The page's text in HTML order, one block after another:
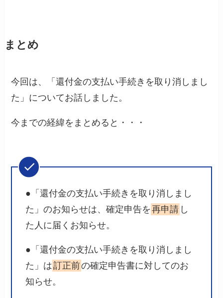
まとめ
今回は、「還付金の支払い手続きを取り消しまし
た」についてお話しました。
今までの経緯をまとめると・・・
●「還付金の支払い手続きを取り消しまし
た」のお知らせは、確定申告を 再申請 し
た人に届くお知らせ。
●「還付金の支払い手続きを取り消しまし
た」は訂正前の確定申告書に対してのお
知らせ。